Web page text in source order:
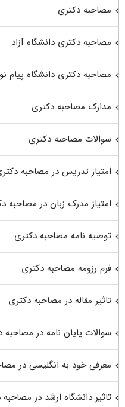
مصاحبه دکتری
مصاحبه دکتری دانشگاه آزاد
مصاحبه دکتری دانشگاه پیام
مدارک مصاحبه دکتری
سوالات مصاحبه دکتری
امتیاز تدریس در مصاحبه
امتیاز مدرک زبان در مصاحبه
توصیه نامه مصاحبه دکتری
فرم رزومه مصاحبه دکتری
تاثیر مقاله در مصاحبه دکتری
سوالات پایان نامه در مصاحبه
معرفی خود به انگلیسی در
تاثیر دانشگاه ارشد در